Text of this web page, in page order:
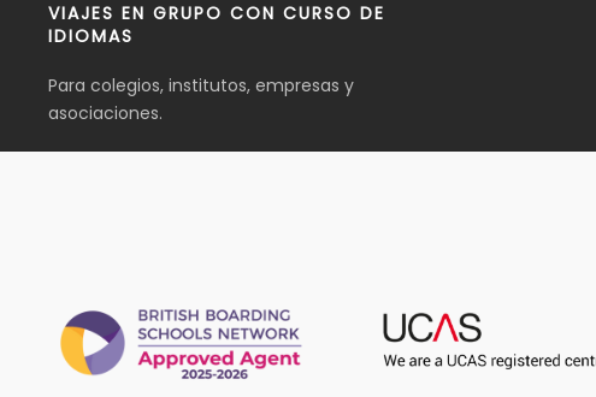
VIAJES EN GRUPO CON CURSO DE
IDIOMAS
Para colegios, institutos, empresas y
asociaciones.